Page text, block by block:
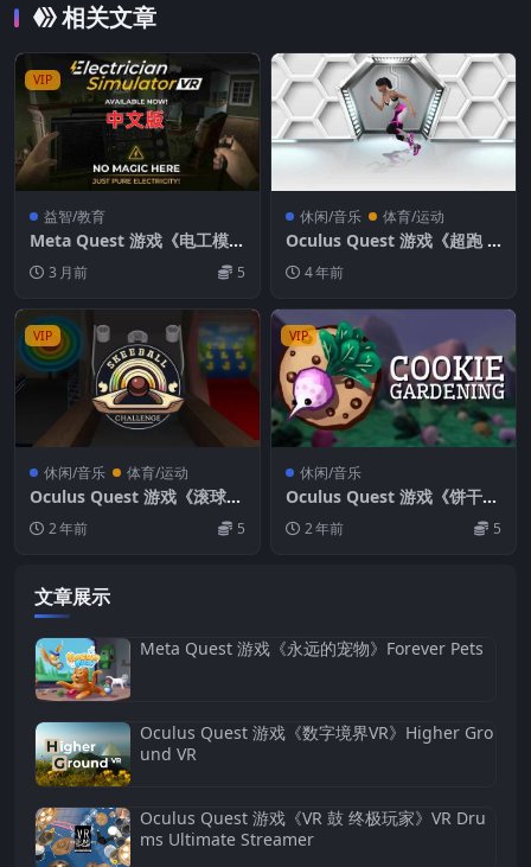
相关文章
VIP
益智/教育
Meta Quest 游戏《电工模拟
器VR》Electrician Simulat
or VR
3 月前 5
休闲/音乐 体育/运动
Oculus Quest 游戏《超跑 –
VR健身游戏3D：科幻滑板游
戏》Hyper Run – VR Fitnes
s Games 3D : SciFi Race Ga
me
4 年前
VIP
休闲/音乐 体育/运动
Oculus Quest 游戏《滚球挑
战VR》Skeeball Challenge
VR2 年前 5
VIP
休闲/音乐
Oculus Quest 游戏《饼干园
地VR》Cookie Gardening
VR2 年前 5
文章展示
Meta Quest 游戏《永远的宠物》Forever Pets
Oculus Quest 游戏《数字境界VR》Higher Gro
und VR
Oculus Quest 游戏《VR 鼓 终极玩家》VR Dru
ms Ultimate Streamer